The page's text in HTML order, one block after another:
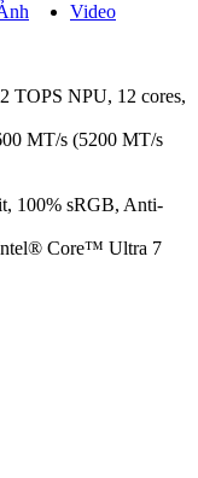
Video
NPU, 12 cores,
MT/s (5200 MT/s
100% sRGB, Anti-
Core™ Ultra 7